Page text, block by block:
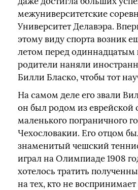
межуниверситетские
Университет Делавэра.
этому виду спорта возник
летом перед одиннадцатым
родители наняли
Билли Бласко, чтобы тот
На самом деле его звали
он был родом из еврейской
маленького пограничного
Чехословакии. Его отцом
знаменитый чешский
играл на Олимпиаде 1908
хотелось тратить
на тех, кто не воспринимает